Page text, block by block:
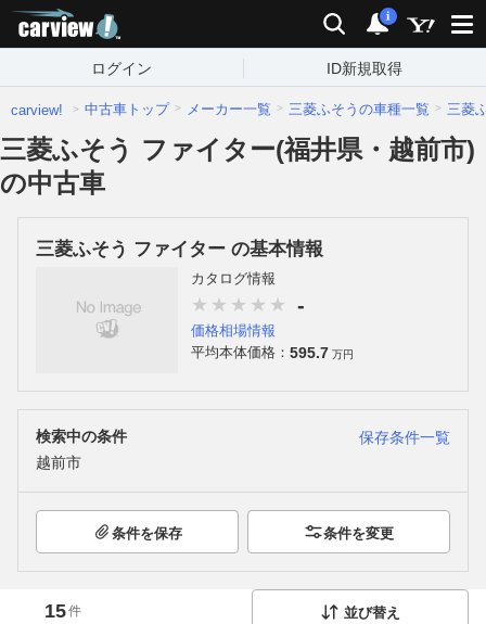
検索 通知
i
ログイン ID新規取得
carview! 中古車トップ メーカー一覧 三菱ふそうの車種一覧 三菱
三菱ふそう ファイター(福井県・越前市)
の中古車
三菱ふそう ファイター の基本情報
カタログ情報
-
価格相場情報
平均本体価格： 595.7 万円
検索中の条件
保存条件一覧
越前市
条件を保存 条件を変更
15件 並び替え